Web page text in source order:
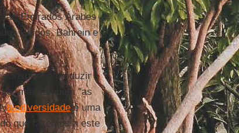
Emirados Árabes
Unidos, Bahrein e
e produzir
mas também "as
biodiversidadeé uma
que fazemos a este